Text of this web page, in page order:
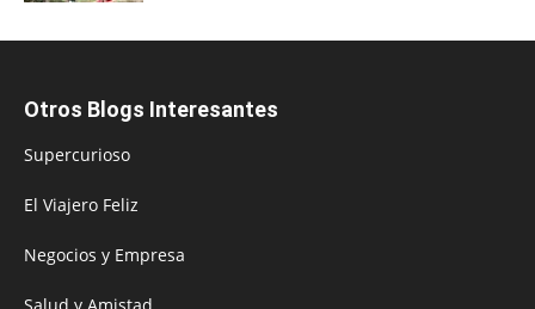
Otros Blogs Interesantes
Supercurioso
El Viajero Feliz
Negocios y Empresa